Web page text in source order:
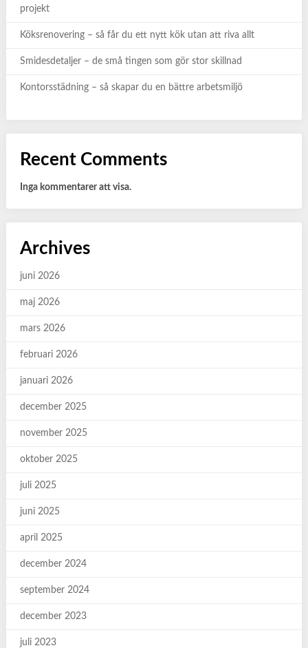
projekt
Köksrenovering – så får du ett nytt kök utan att riva allt
Smidesdetaljer – de små tingen som gör stor skillnad
Kontorsstädning – så skapar du en bättre arbetsmiljö
Recent Comments
Inga kommentarer att visa.
Archives
juni 2026
maj 2026
mars 2026
februari 2026
januari 2026
december 2025
november 2025
oktober 2025
juli 2025
juni 2025
april 2025
december 2024
september 2024
december 2023
juli 2023